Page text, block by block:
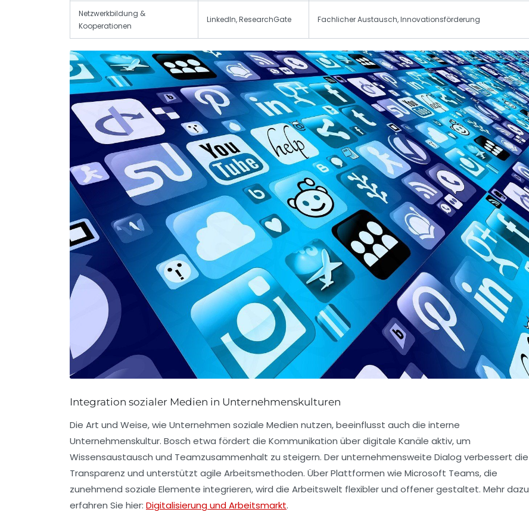
Netzwerkbildung &
Kooperationen
LinkedIn, ResearchGate Fachlicher Austausch, Innovationsförderung
Integration sozialer Medien in Unternehmenskulturen
Die Art und Weise, wie Unternehmen soziale Medien nutzen, beeinflusst auch die interne
Unternehmenskultur. Bosch etwa fördert die Kommunikation über digitale Kanäle aktiv, um
Wissensaustausch und Teamzusammenhalt zu steigern. Der unternehmensweite Dialog verbessert die
Transparenz und unterstützt agile Arbeitsmethoden. Über Plattformen wie Microsoft Teams, die
zunehmend soziale Elemente integrieren, wird die Arbeitswelt flexibler und offener gestaltet. Mehr dazu
erfahren Sie hier: Digitalisierung und Arbeitsmarkt.